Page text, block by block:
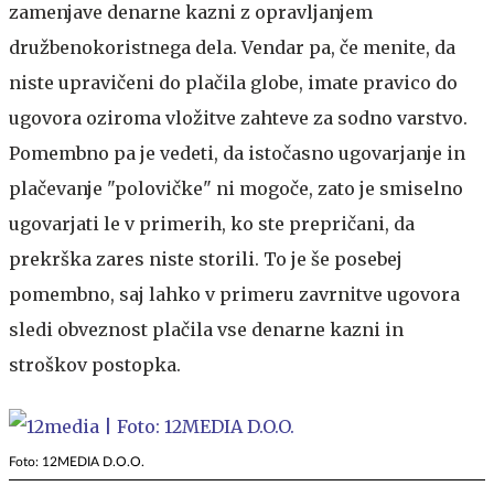
zamenjave denarne kazni z opravljanjem
družbenokoristnega dela. Vendar pa, če menite, da
niste upravičeni do plačila globe, imate pravico do
ugovora oziroma vložitve zahteve za sodno varstvo.
Pomembno pa je vedeti, da istočasno ugovarjanje in
plačevanje "polovičke" ni mogoče, zato je smiselno
ugovarjati le v primerih, ko ste prepričani, da
prekrška zares niste storili. To je še posebej
pomembno, saj lahko v primeru zavrnitve ugovora
sledi obveznost plačila vse denarne kazni in
stroškov postopka.
Foto: 12MEDIA D.O.O.